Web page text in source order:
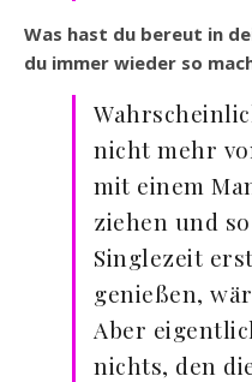
Was hast du bereut in
du immer wieder so
nicht mehr
mit einem
ziehen und
Singlezeit
genießen,
Aber
nichts, den